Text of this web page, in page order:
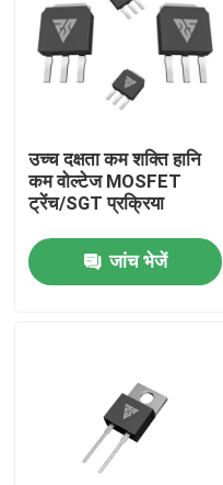
कारखाना भ्रमण
हमसे संपर्क करें
समाचार
हाई पावर एमओएसएफईटी
सिलिकॉन कार्बाइड MOSFET
उच्च दक्षता कम शक्ति हानि
कम वोल्टेज MOSFET
ट्रेंच/SGT प्रक्रिया
जांच भेजें